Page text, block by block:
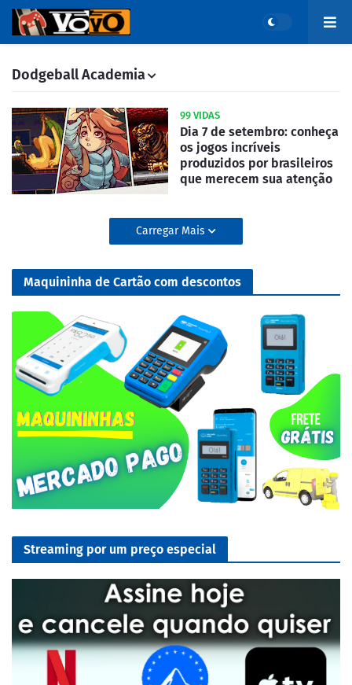
Dodgeball Academia
99 VIDAS
Dia 7 de setembro: conheça
os jogos incríveis
produzidos por brasileiros
que merecem sua atenção
Carregar Mais
Maquininha de Cartão com descontos
Streaming por um preço especial